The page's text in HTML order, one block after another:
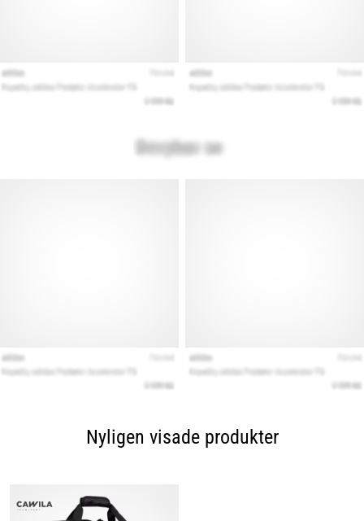
Nyligen visade produkter